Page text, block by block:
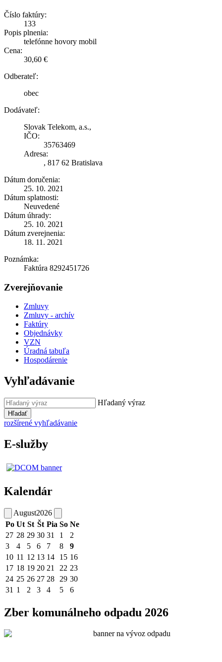
Číslo faktúry:
133
Popis plnenia:
telefónne hovory mobil
Cena:
30,60 €
Odberateľ:
obec
Dodávateľ:
Slovak Telekom, a.s.,
IČO:
35763469
Adresa:
, 817 62 Bratislava
Dátum doručenia:
25. 10. 2021
Dátum splatnosti:
Neuvedené
Dátum úhrady:
25. 10. 2021
Dátum zverejnenia:
18. 11. 2021
Poznámka:
Faktúra 8292451726
Zverejňovanie
Zmluvy
Zmluvy - archív
Faktúry
Objednávky
VZN
Úradná tabuľa
Hospodárenie
Vyhľadávanie
Hľadaný výraz
Hľadať
rozšírené vyhľadávanie
E-služby
Kalendár
August2026
Po Ut St Št Pia So Ne
27 28 29 30 31 1
2
3
4 5 6 7 8
9
10 11 12 13 14 15 16
17 18 19 20 21 22 23
24 25 26 27 28 29 30
31 1 2 3 4 5 6
Zber komunálneho odpadu 2026